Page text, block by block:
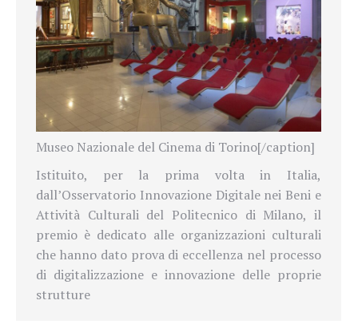
Museo Nazionale del Cinema di Torino[/caption]
Istituito, per la prima volta in Italia,
dall’Osservatorio Innovazione Digitale nei Beni e
Attività Culturali del Politecnico di Milano, il
premio è dedicato alle organizzazioni culturali
che hanno dato prova di eccellenza nel processo
di digitalizzazione e innovazione delle proprie
strutture